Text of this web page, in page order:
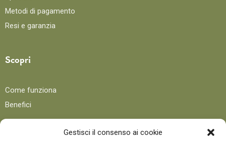
Gestisci il consenso ai cookie
Metodi di pagamento
Resi e garanzia
Scopri
Come funziona
Benefici